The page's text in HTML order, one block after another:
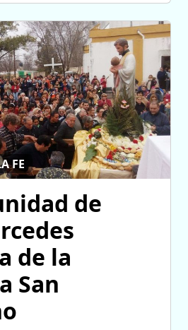
FE
de
de la
San